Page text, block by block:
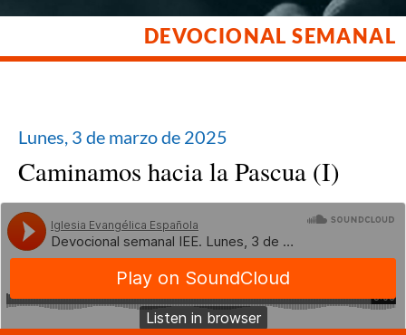
DEVOCIONAL SEMANAL
Lunes, 3 de marzo de 2025
Cam­i­namos hacia la Pas­cua (I)